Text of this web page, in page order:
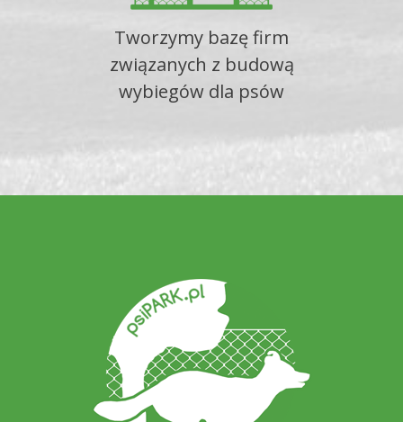
Tworzymy bazę firm
związanych z budową
wybiegów dla psów